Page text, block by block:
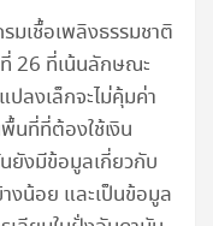
มเชื้อเพลิงธรรมชาติ
ที่ 26 ที่เน้นลักษณะ
ลงเล็กจะไม่คุ้มค่า
นที่ที่ต้องใช้เงิน
ยังมีข้อมูลเกี่ยวกับ
งน้อย และเป็นข้อมูล